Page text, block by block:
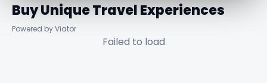
Buy Unique Travel Experiences
Powered by Viator
Failed to load